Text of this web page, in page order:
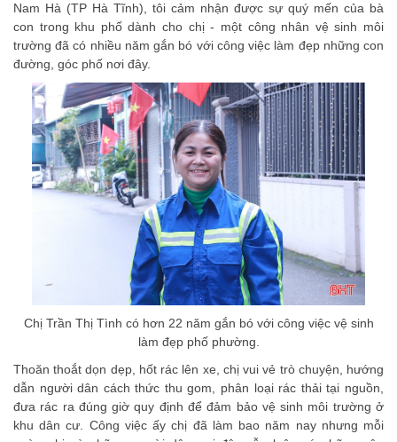
Nam Hà (TP Hà Tĩnh), tôi cảm nhận được sự quý mến của bà
con trong khu phố dành cho chị - một công nhân vệ sinh môi
trường đã có nhiều năm gắn bó với công việc làm đẹp những con
đường, góc phố nơi đây.
Chị Trần Thị Tình có hơn 22 năm gắn bó với công việc vệ sinh
làm đẹp phố phường.
Thoăn thoắt dọn dẹp, hốt rác lên xe, chị vui vẻ trò chuyện, hướng
dẫn người dân cách thức thu gom, phân loại rác thải tại nguồn,
đưa rác ra đúng giờ quy định để đảm bảo vệ sinh môi trường ở
khu dân cư. Công việc ấy chị đã làm bao năm nay nhưng mỗi